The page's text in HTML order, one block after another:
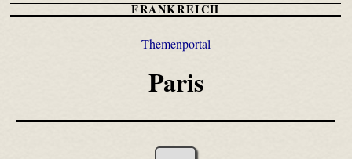
FRANKREICH
Themenportal
Paris